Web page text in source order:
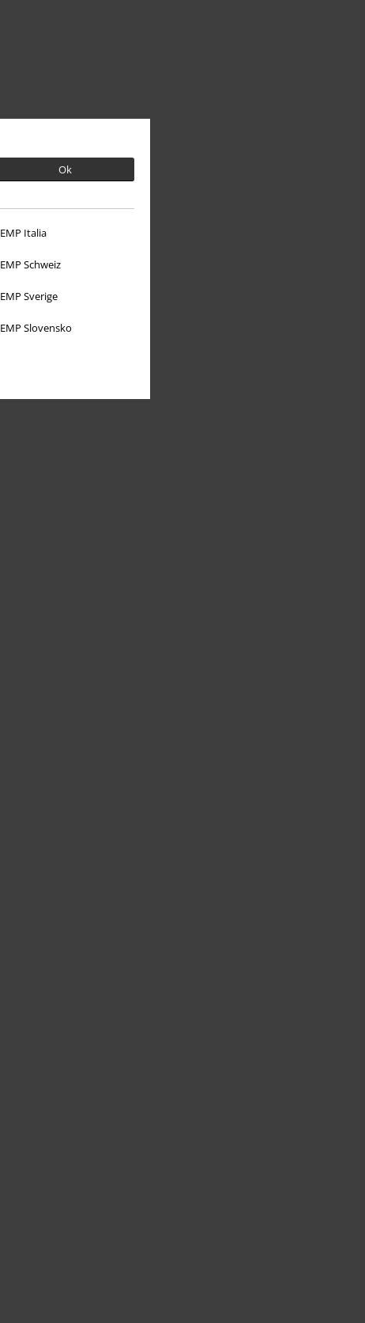
Ok
EMP Italia
EMP Schweiz
EMP Sverige
EMP Slovensko